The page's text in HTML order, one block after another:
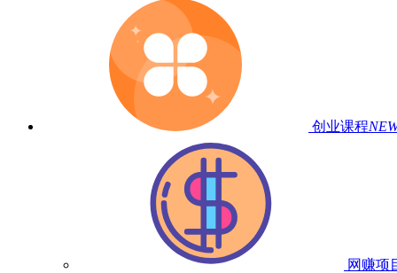
创业课程
网赚项